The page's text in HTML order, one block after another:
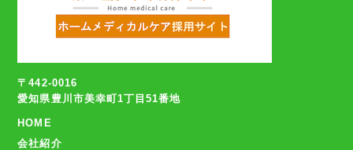
〒442-0016
愛知県豊川市美幸町1丁目51番地
HOME
会社紹介